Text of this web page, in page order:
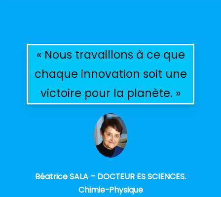
« Nous travaillons à ce que
chaque innovation soit une
victoire pour la planète. »
Béatrice SALA – DOCTEUR ES SCIENCES.
Chimie-Physique